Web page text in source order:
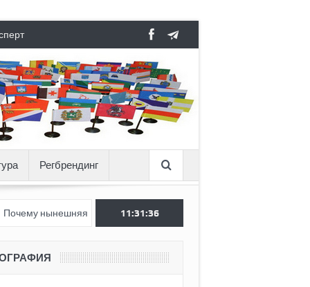
Регбрендинг
Россия стала хуже, чем СССР?
11:31:36